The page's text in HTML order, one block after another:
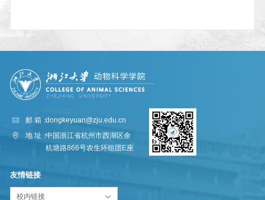
邮 箱：dongkeyuan@zju.edu.cn
地 址：中国浙江省杭州市西湖区余
杭塘路866号农生环组团E座
友情链接
校内链接